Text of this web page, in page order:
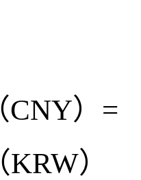
CNY）=
）